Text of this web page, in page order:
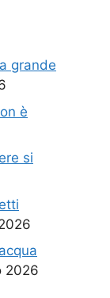
grande
è
si
2026